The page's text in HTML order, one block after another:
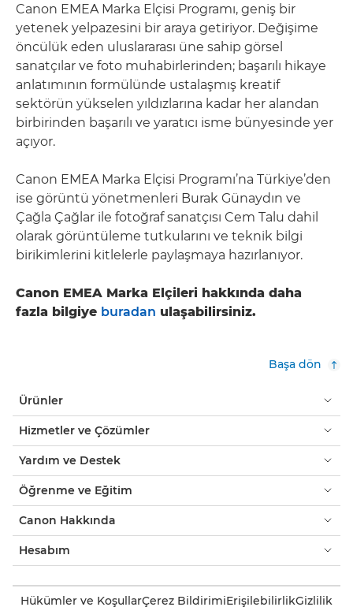
Canon EMEA Marka Elçisi Programı, geniş bir
yetenek yelpazesini bir araya getiriyor. Değişime
öncülük eden uluslararası üne sahip görsel
sanatçılar ve foto muhabirlerinden; başarılı hikaye
anlatımının formülünde ustalaşmış kreatif
sektörün yükselen yıldızlarına kadar her alandan
birbirinden başarılı ve yaratıcı isme bünyesinde yer
açıyor.
Canon EMEA Marka Elçisi Programı’na Türkiye’den
ise görüntü yönetmenleri Burak Günaydın ve
Çağla Çağlar ile fotoğraf sanatçısı Cem Talu dahil
olarak görüntüleme tutkularını ve teknik bilgi
birikimlerini kitlelerle paylaşmaya hazırlanıyor.
Canon EMEA Marka Elçileri hakkında daha
fazla bilgiye buradan ulaşabilirsiniz.
Başa dön
Ürünler
Hizmetler ve Çözümler
Yardım ve Destek
Öğrenme ve Eğitim
Canon Hakkında
Hesabım
Hükümler ve KoşullarÇerez BildirimiErişilebilirlikGizlilik